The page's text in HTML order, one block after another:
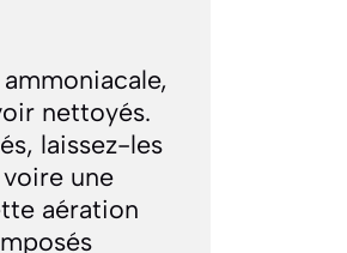
nettoyés.
laissez-les
une
aération